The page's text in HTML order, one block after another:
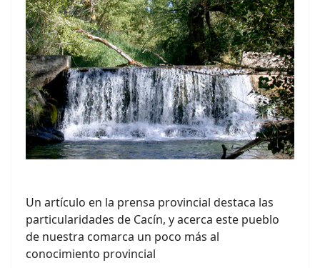
Un artículo en la prensa provincial destaca las
particularidades de Cacín, y acerca este pueblo
de nuestra comarca un poco más al
conocimiento provincial